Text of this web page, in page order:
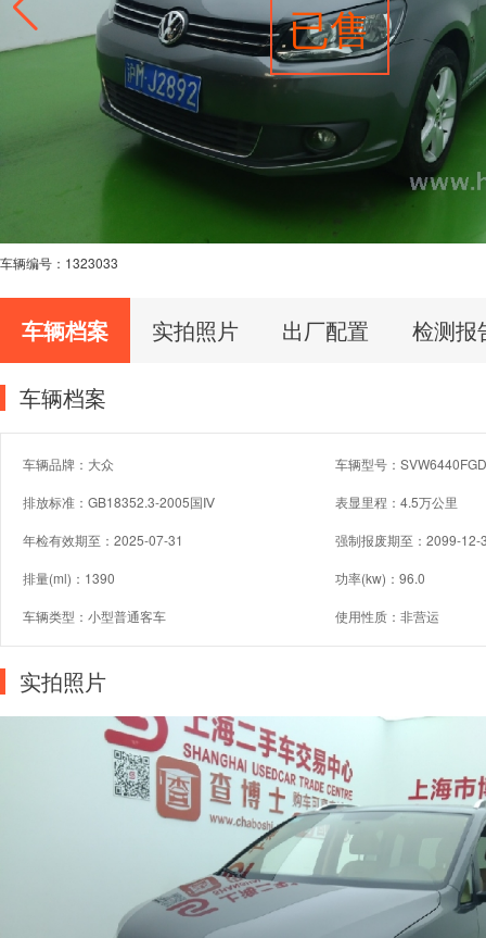
已售
车辆编号： 1323033
车辆档案 实拍照片 出厂配置 检测报
车辆档案
车辆品牌：大众 车辆型号：
排放标准：GB18352.3-2005国Ⅳ 表显里程：4.5万公里
年检有效期至：2025-07-31 强制报废期至：2099-12-
排量(ml)：1390 功率(kw)：96.0
车辆类型：小型普通客车 使用性质：非营运
实拍照片